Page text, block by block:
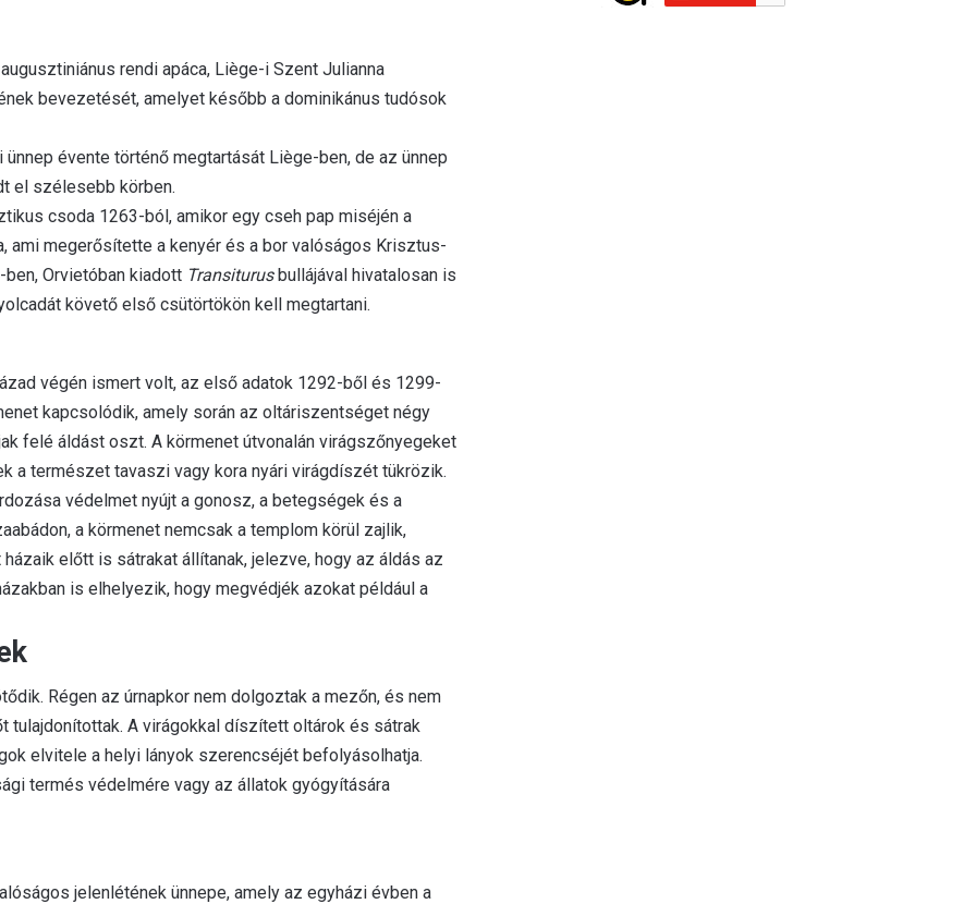
rendi apáca, Liège-i Szent Julianna
bevezetését, amelyet később a dominikánus tudósok
évente történő megtartását Liège-ben, de az ünnep
el szélesebb körben.
csoda 1263-ból, amikor egy cseh pap miséjén a
ami megerősítette a kenyér és a bor valóságos Krisztus-
ben, Orvietóban kiadott Transiturusbullájával hivatalosan is
követő első csütörtökön kell megtartani.
végén ismert volt, az első adatok 1292-ből és 1299-
kapcsolódik, amely során az oltáriszentséget négy
felé áldást oszt. A körmenet útvonalán virágszőnyegeket
a természet tavaszi vagy kora nyári virágdíszét tükrözik.
védelmet nyújt a gonosz, a betegségek és a
a körmenet nemcsak a templom körül zajlik,
előtt is sátrakat állítanak, jelezve, hogy az áldás az
is elhelyezik, hogy megvédjék azokat például a
Régen az úrnapkor nem dolgoztak a mezőn, és nem
tulajdonítottak. A virágokkal díszített oltárok és sátrak
elvitele a helyi lányok szerencséjét befolyásolhatja.
termés védelmére vagy az állatok gyógyítására
jelenlétének ünnepe, amely az egyházi évben a